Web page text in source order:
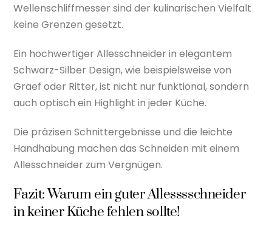
Wellenschliffmesser sind der kulinarischen Vielfalt
keine Grenzen gesetzt.
Ein hochwertiger Allesschneider in elegantem
Schwarz-Silber Design, wie beispielsweise von
Graef oder Ritter, ist nicht nur funktional, sondern
auch optisch ein Highlight in jeder Küche.
Die präzisen Schnittergebnisse und die leichte
Handhabung machen das Schneiden mit einem
Allesschneider zum Vergnügen.
Fazit: Warum ein guter Allesssschneider
in keiner Küche fehlen sollte!